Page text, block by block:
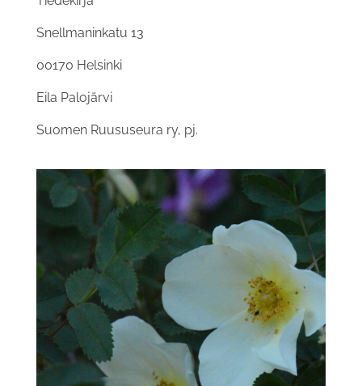
Snellmaninkatu 13
00170 Helsinki
Eila Palojärvi
Suomen Ruususeura ry, pj.